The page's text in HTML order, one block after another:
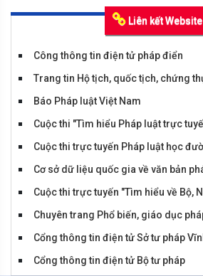
Tiểu phẩm huyện Bình Xuyên
Liên kết Website
Công thông tin điện tử pháp điển
Trang tin Hộ tịch, quốc tịch, chứng
Báo Pháp luật Việt Nam
Cuộc thi "Tìm hiểu Pháp luật trực
Cuộc thi trực tuyến Pháp luật học
Cơ sở dữ liệu quốc gia về văn bản
Cuộc thi trực tuyến "Tìm hiểu về Bộ,
Chuyên trang Phổ biến, giáo dục
Cổng thông tin điện tử Sở tư pháp
Cổng thông tin điện tử Bộ tư pháp